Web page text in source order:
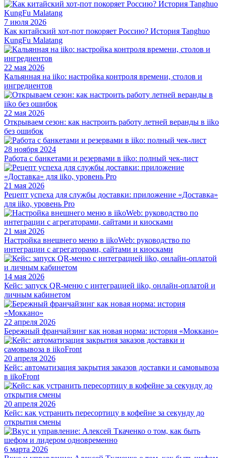
7 июля 2026
Как китайский хот-пот покоряет Россию? История Tanghuo
KungFu Malatang
22 мая 2026
Кальянная на iiko: настройка контроля времени, столов и
ингредиентов
22 мая 2026
Открываем сезон: как настроить работу летней веранды в iiko
без ошибок
28 ноября 2024
Работа с банкетами и резервами в iiko: полный чек-лист
21 мая 2026
Рецепт успеха для службы доставки: приложение «Доставка»
для iiko, уровень Pro
21 мая 2026
Настройка внешнего меню в iikoWeb: руководство по
интеграции с агрегаторами, сайтами и киосками
14 мая 2026
Кейс: запуск QR-меню с интеграцией iiko, онлайн-оплатой и
личным кабинетом
22 апреля 2026
Бережный франчайзинг как новая норма: история «Моккано»
20 апреля 2026
Кейс: автоматизация закрытия заказов доставки и самовывоза
в iikoFront
20 апреля 2026
Кейс: как устранить пересортицу в кофейне за секунду до
открытия смены
6 марта 2026